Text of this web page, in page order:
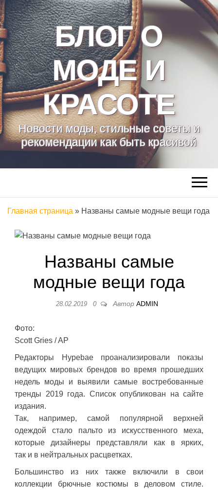
БЛОГ О
МОДЕ И
КРАСОТЕ
Новости моды, стильные советы и
рекомендации как быть красивой
Главная страница » Названы самые модные вещи года
Названы самые
модные вещи года
28.02.2019 0 Автор ADMIN
Фото:
Scott Gries / AP
Редакторы Hypebae проанализировали показы
ведущих мировых брендов во время прошедших
недель моды и выявили самые востребованные
тренды 2019 года. Список опубликован на сайте
издания.
Так, например, самой популярной верхней
одеждой стало пальто из искусственного меха,
которые дизайнеры представляли как в ярких,
так и в нейтральных расцветках.
Большинство из них также включили в свои
коллекции брючные костюмы в деловом стиле.